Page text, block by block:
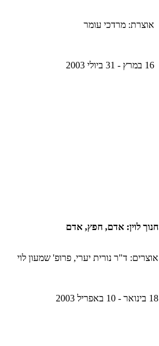
אוצרת: מרדכי עומר
16 במרץ - 31 ביולי 2003
חנוך לוין: אדם, חפץ, אדם
אוצרים: ד"ר נורית יערי, פרופ' שמעון לוי
18 בינואר - 10 באפריל 2003